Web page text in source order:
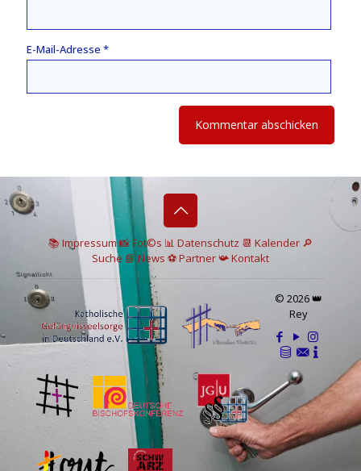
E-Mail-Adresse *
📚 Impressum📸Fot©s 📊 Datenschutz 📆 Kalender 🔎
Suche 📘 News ⚽Partner📯Kontakt
© 2026 👑
Rey